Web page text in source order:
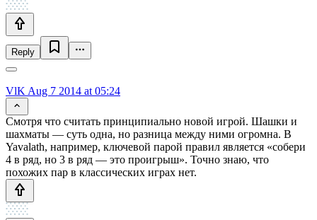
Reply
VlK Aug 7 2014 at 05:24
Смотря что считать принципиально новой игрой. Шашки и
шахматы — суть одна, но разница между ними огромна. В
Yavalath, например, ключевой парой правил является «собери
4 в ряд, но 3 в ряд — это проигрыш». Точно знаю, что
похожих пар в классических играх нет.